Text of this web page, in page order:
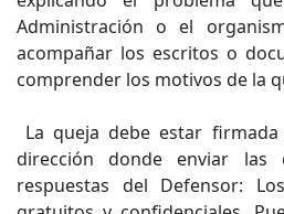
Administración o el
acompañar los escritos o
comprender los motivos de la
La queja debe estar
dirección donde enviar las
respuestas del Defensor: